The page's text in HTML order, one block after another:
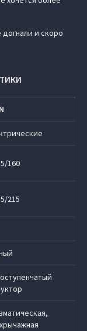
и скоро
160
215